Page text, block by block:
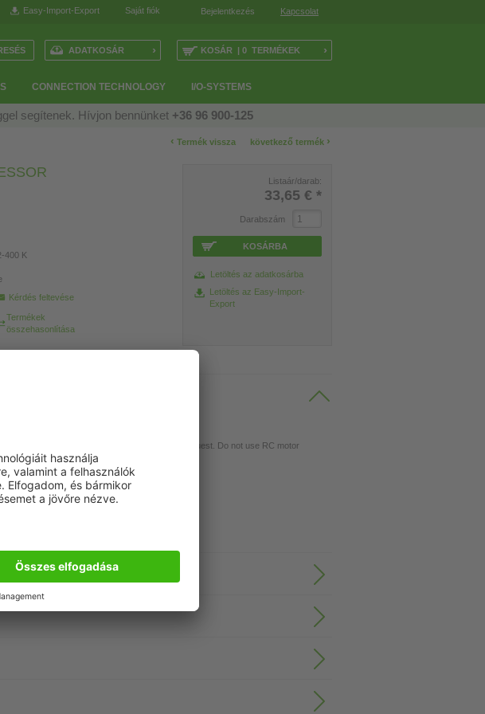
Bejelentkezés Kapcsolat
Saját fiók
Easy-Import-Export
CONNECTION TECHNOLOGY I/O-SYSTEMS
KOSÁR | 0 TERMÉKEK ›
ADATKOSÁR ›
segítenek. Hívjon bennünket +36 96 900-125
következő termék ›
‹ Termék vissza
400 K
Kérdés feltevése
Termékek
összehasonlítása
Listaár/darab:
33,65 € *
Darabszám
KOSÁRBA
Letöltés az adatkosárba
Letöltés az Easy-Import-
Export
frequencies, and motor ratings available on request. Do not use RC motor